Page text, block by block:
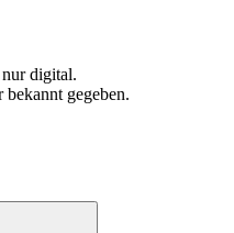
digital.
gegeben.